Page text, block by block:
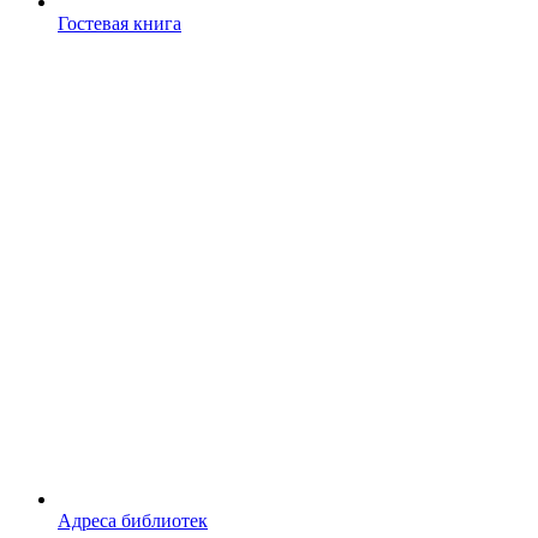
Гостевая книга
Адреса библиотек